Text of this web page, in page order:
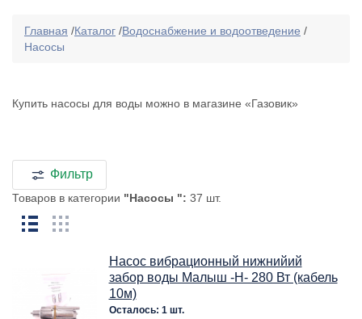
Главная /Каталог /Водоснабжение и водоотведение /
Насосы
Купить насосы для воды можно в магазине «Газовик»
Фильтр
Товаров в категории "Насосы ": 37 шт.
Насос вибрационный нижнийий
забор воды Малыш -Н- 280 Вт (кабель
10м)
Осталось: 1 шт.